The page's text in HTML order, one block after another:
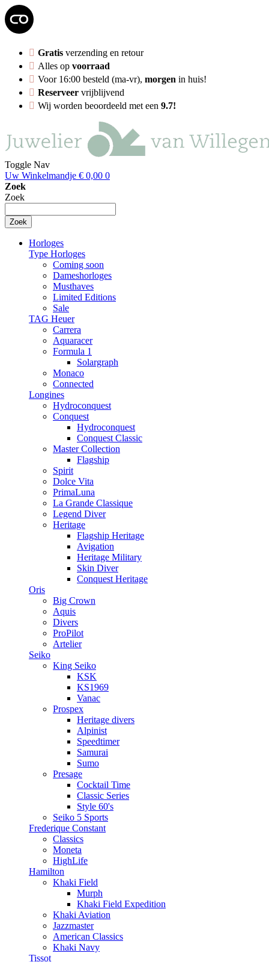
Gratis verzending en retour
Alles op voorraad
Voor 16:00 besteld (ma-vr), morgen in huis!
Reserveer vrijblijvend
Wij worden beoordeeld met een 9.7!
Toggle Nav
Uw Winkelmandje € 0,00 0
Zoek
Zoek
Zoek
Horloges
Type Horloges
Coming soon
Dameshorloges
Musthaves
Limited Editions
Sale
TAG Heuer
Carrera
Aquaracer
Formula 1
Solargraph
Monaco
Connected
Longines
Hydroconquest
Conquest
Hydroconquest
Conquest Classic
Master Collection
Flagship
Spirit
Dolce Vita
PrimaLuna
La Grande Classique
Legend Diver
Heritage
Flagship Heritage
Avigation
Heritage Military
Skin Diver
Conquest Heritage
Oris
Big Crown
Aquis
Divers
ProPilot
Artelier
Seiko
King Seiko
KSK
KS1969
Vanac
Prospex
Heritage divers
Alpinist
Speedtimer
Samurai
Sumo
Presage
Cocktail Time
Classic Series
Style 60's
Seiko 5 Sports
Frederique Constant
Classics
Moneta
HighLife
Hamilton
Khaki Field
Murph
Khaki Field Expedition
Khaki Aviation
Jazzmaster
American Classics
Khaki Navy
Tissot